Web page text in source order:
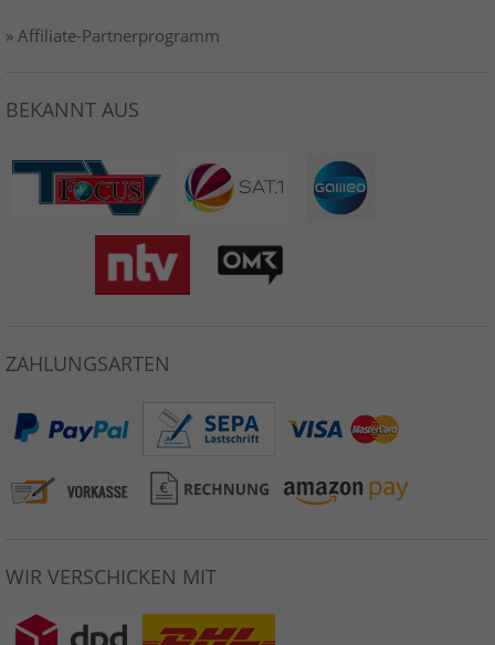
» Affiliate-Partnerprogramm
BEKANNT AUS
ZAHLUNGSARTEN
WIR VERSCHICKEN MIT